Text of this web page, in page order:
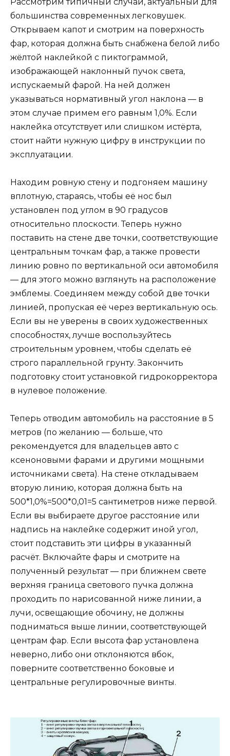
большинства современных легковушек.
Открываем капот и смотрим на поверхность
фар, которая должна быть снабжена белой либо
жёлтой наклейкой с пиктограммой,
изображающей наклонный пучок света,
испускаемый фарой. На ней должен
указываться нормативный угол наклона — в
этом случае примем его равным 1,0%. Если
наклейка отсутствует или слишком истёрта,
стоит найти нужную цифру в инструкции по
эксплуатации.
Находим ровную стену и подгоняем машину
вплотную, стараясь, чтобы её нос был
установлен под углом в 90 градусов
относительно плоскости. Теперь нужно
поставить на стене две точки, соответствующие
центральным точкам фар, а также провести
линию ровно по вертикальной оси автомобиля
— для этого можно взглянуть на расположение
эмблемы. Соединяем между собой две точки
линией, пропуская её через вертикальную ось.
Если вы не уверены в своих художественных
способностях, лучше воспользуйтесь
строительным уровнем, чтобы сделать её
строго параллельной грунту. Закончить
подготовку стоит установкой гидрокорректора
в нулевое положение.
Теперь отводим автомобиль на расстояние в 5
метров (по желанию — больше, что
рекомендуется для владельцев авто с
ксеноновыми фарами и другими мощными
источниками света). На стене откладываем
вторую линию, которая должна быть на
500*1,0%=500*0,01=5 сантиметров ниже первой.
Если вы выбираете другое расстояние или
надпись на наклейке содержит иной угол,
стоит подставить эти цифры в указанный
расчёт. Включайте фары и смотрите на
полученный результат — при ближнем свете
верхняя граница светового пучка должна
проходить по нарисованной ниже линии, а
лучи, освещающие обочину, не должны
подниматься выше линии, соответствующей
центрам фар. Если высота фар установлена
неверно, либо они отклоняются вбок,
поверните соответственно боковые и
центральные регулировочные винты.